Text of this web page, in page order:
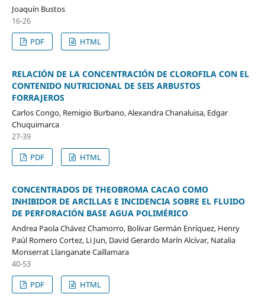
Joaquín Bustos
16-26
PDF
HTML
RELACIÓN DE LA CONCENTRACIÓN DE CLOROFILA CON EL
CONTENIDO NUTRICIONAL DE SEIS ARBUSTOS
FORRAJEROS
Carlos Congo, Remigio Burbano, Alexandra Chanaluisa, Edgar
Chuquimarca
27-39
PDF
HTML
CONCENTRADOS DE THEOBROMA CACAO COMO
INHIBIDOR DE ARCILLAS E INCIDENCIA SOBRE EL FLUIDO
DE PERFORACIÓN BASE AGUA POLIMÉRICO
Andrea Paola Chávez Chamorro, Bolívar Germán Enríquez, Henry
Paúl Romero Cortez, Li Jun, David Gerardo Marín Alcívar, Natalia
Monserrat Llanganate Caillamara
40-53
PDF
HTML